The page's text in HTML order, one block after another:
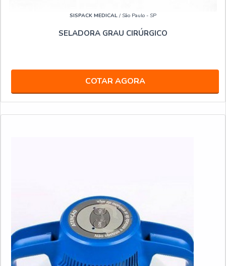
SISPACK MEDICAL / São Paulo - SP
SELADORA GRAU CIRÚRGICO
COTAR AGORA